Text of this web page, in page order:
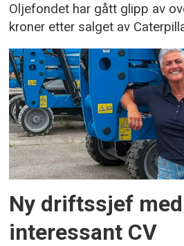
Oljefondet har gått glipp av
kroner etter salget av
Ny driftssjef med
interessant CV